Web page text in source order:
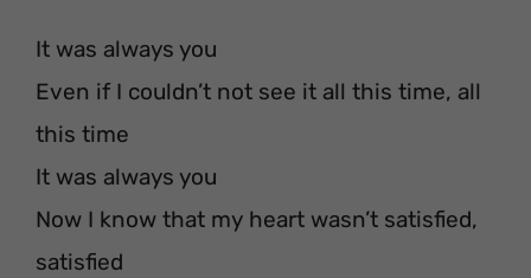
It was always you
Even if I couldn’t not see it all this time, all
this time
It was always you
Now I know that my heart wasn’t satisfied,
satisfied